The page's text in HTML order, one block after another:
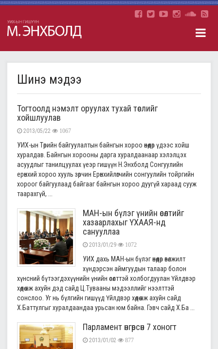
Шинэ мэдээ
Тогтоолд нэмэлт оруулах тухай төслийг
хойшлуулав
2013/05/22 1067
УИХ-ын Төрийн байгуулалтын байнгын хороо өнөөдөр үдээс хойш
хуралдав. Байнгын хорооны дарга хуралдаанаар хэлэлцэх
асуудлыг танилцуулах үеэр гишүүн Н.Энхболд Сонгуулийн
ерөнхий хороо хууль зөрчин Ерөнхийлөгчийн сонгуулийн тойргийн
хороог байгуулаад байгааг байнгын хороо дуугүй хараад сууж
таарахгүй, ...
МАН-ын бүлэг үнийн өсөлтийг
хазаарлахыг ҮХААЯ-нд
санууллаа
2013/01/29 1072
УИХ дахь МАН-ын бүлэг өнөөдөр өвөлжилт
хүндэрсэн аймгуудын талаар болон
хүнсний бүтээгдэхүүнийн үнийн өсөлттэй холбогдуулан Үйлдвэр
хөдөө аж ахуйн дэд сайд Ц.Тувааны мэдээллийг нээлттэй
сонслоо. Уг нь бүлгийн гишүүд Үйлдвэр хөдөө аж ахуйн сайд
Х.Баттулгыг хуралдаандаа урьсан юм байна. Гэвч сайд Х.Ба ...
Парламент өнгөрсөн 7 хоногт
2013/01/02 877